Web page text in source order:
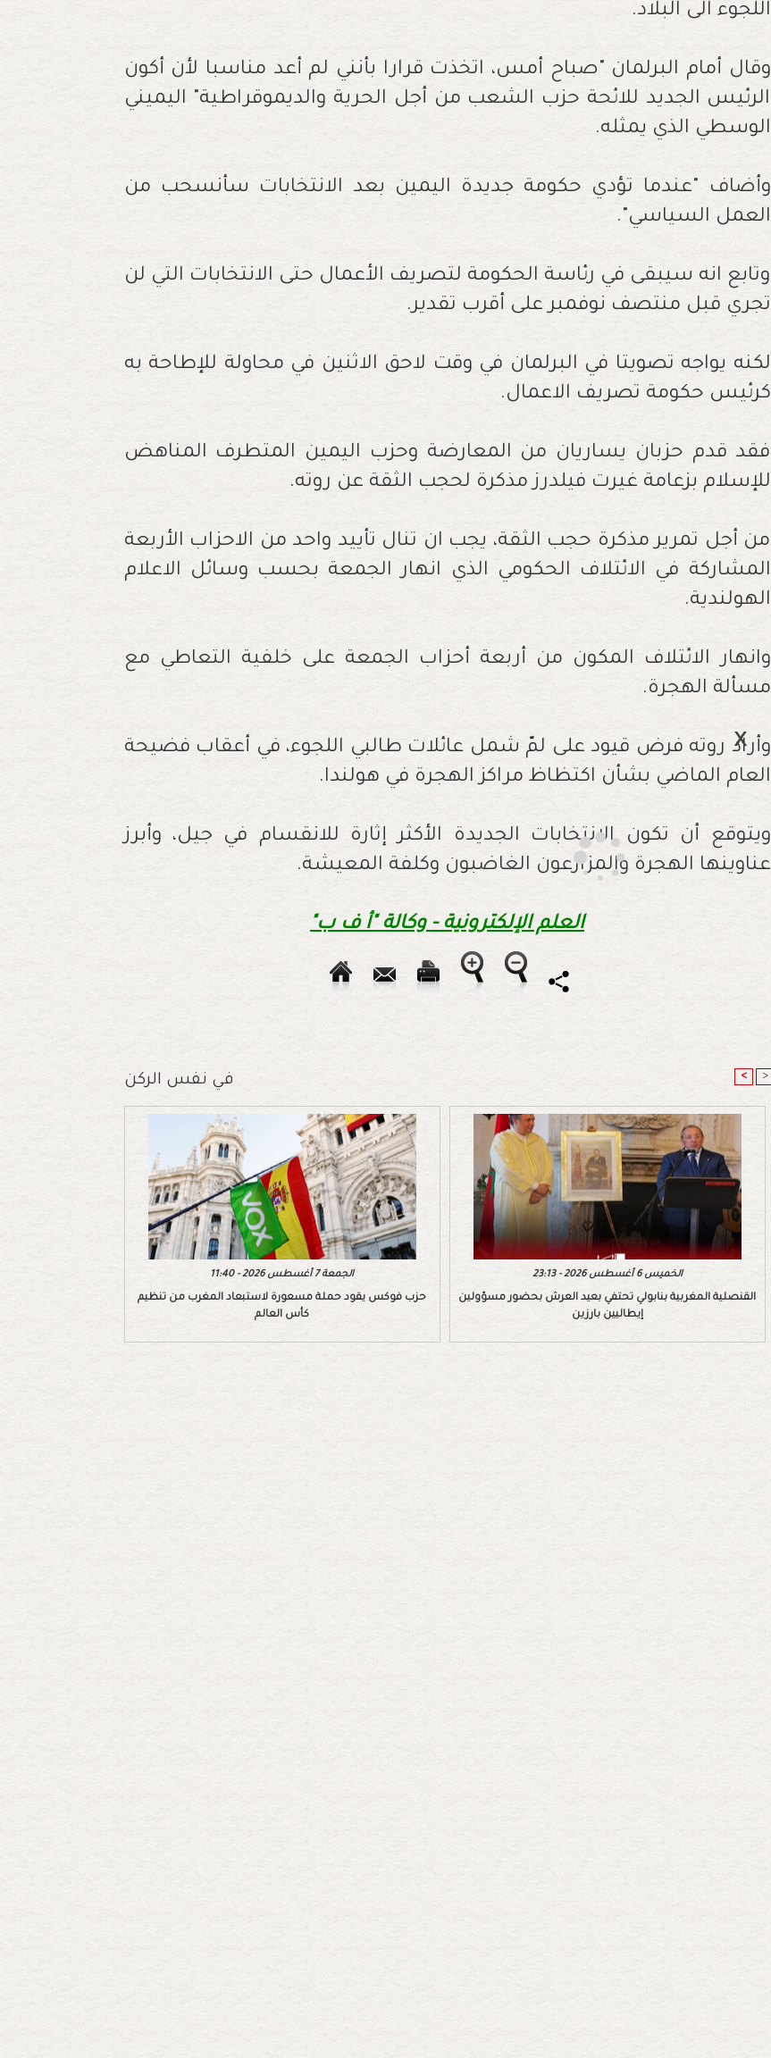
اللجوء الى البلاد.
وقال أمام البرلمان "صباح أمس، اتخذت قرارا بأنني لم أعد مناسبا لأن أكون
الرئيس الجديد للائحة حزب الشعب من أجل الحرية والديموقراطية" اليميني
الوسطي الذي يمثله.
وأضاف "عندما تؤدي حكومة جديدة اليمين بعد الانتخابات سأنسحب من
العمل السياسي".
وتابع انه سيبقى في رئاسة الحكومة لتصريف الأعمال حتى الانتخابات التي لن
تجري قبل منتصف نوفمبر على أقرب تقدير.
لكنه يواجه تصويتا في البرلمان في وقت لاحق الاثنين في محاولة للإطاحة به
كرئيس حكومة تصريف الاعمال.
فقد قدم حزبان يساريان من المعارضة وحزب اليمين المتطرف المناهض
للإسلام بزعامة غيرت فيلدرز مذكرة لحجب الثقة عن روته.
من أجل تمرير مذكرة حجب الثقة، يجب ان تنال تأييد واحد من الاحزاب الأربعة
المشاركة في الائتلاف الحكومي الذي انهار الجمعة بحسب وسائل الاعلام
الهولندية.
وانهار الائتلاف المكون من أربعة أحزاب الجمعة على خلفية التعاطي مع
مسألة الهجرة.
وأراد روته فرض قيود على لمّ شمل عائلات طالبي اللجوء، في أعقاب فضيحة
العام الماضي بشأن اكتظاظ مراكز الهجرة في هولندا.
ويتوقع أن تكون الانتخابات الجديدة الأكثر إثارة للانقسام في جيل، وأبرز
عناوينها الهجرة والمزارعون الغاضبون وكلفة المعيشة.
العلم الإلكترونية - وكالة "أ ف ب"
في نفس الركن < >
الجمعة 7 أغسطس 2026 - 11:40
حزب فوكس يقود حملة مسعورة لاستبعاد المغرب من تنظيم
كأس العالم
الخميس 6 أغسطس 2026 - 23:13
القنصلية المغربية بنابولي تحتفي بعيد العرش بحضور مسؤولين
إيطاليين بارزين